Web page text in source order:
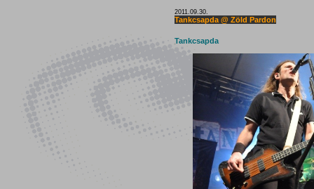
2011.09.30.
Tankcsapda @ Zöld Pardon
Tankcsapda